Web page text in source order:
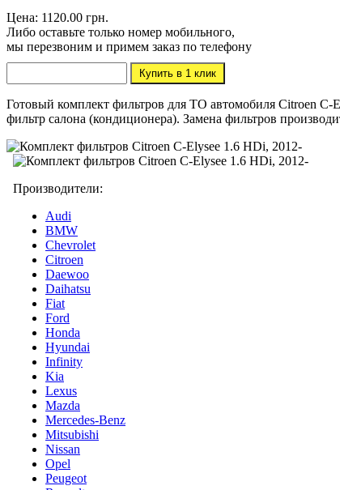
Цена: 1120.00 грн.
Либо оставьте только номер мобильного,
мы перезвоним и примем заказ по телефону
Готовый комплект фильтров для ТО автомобиля Citroen C-
фильтр салона (кондиционера). Замена фильтров
Производители:
Audi
BMW
Chevrolet
Citroen
Daewoo
Daihatsu
Fiat
Ford
Honda
Hyundai
Infinity
Kia
Lexus
Mazda
Mercedes-Benz
Mitsubishi
Nissan
Opel
Peugeot